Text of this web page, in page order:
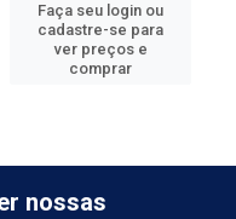
Faça seu login ou
cadastre-se para
ver preços e
comprar
nossas